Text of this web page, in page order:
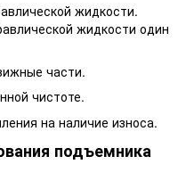
жидкости.
жидкости один
части.
чистоте.
на наличие износа.
подъемника